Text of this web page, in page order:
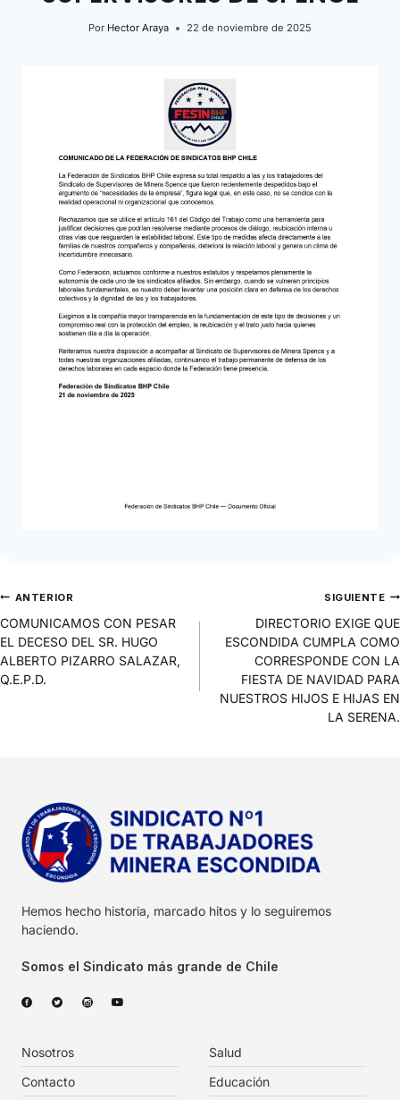
Por Hector Araya 22 de noviembre de 2025
ANTERIOR
COMUNICAMOS CON PESAR
EL DECESO DEL SR. HUGO
ALBERTO PIZARRO SALAZAR,
Q.E.P.D.
SIGUIENTE
DIRECTORIO EXIGE QUE
ESCONDIDA CUMPLA COMO
CORRESPONDE CON LA
FIESTA DE NAVIDAD PARA
NUESTROS HIJOS E HIJAS EN
LA SERENA.
Hemos hecho historia, marcado hitos y lo seguiremos
haciendo.
Somos el Sindicato más grande de Chile
Nosotros
Contacto
Salud
Educación